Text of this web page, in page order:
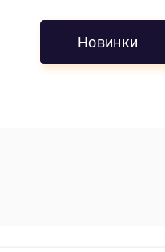
Новинки